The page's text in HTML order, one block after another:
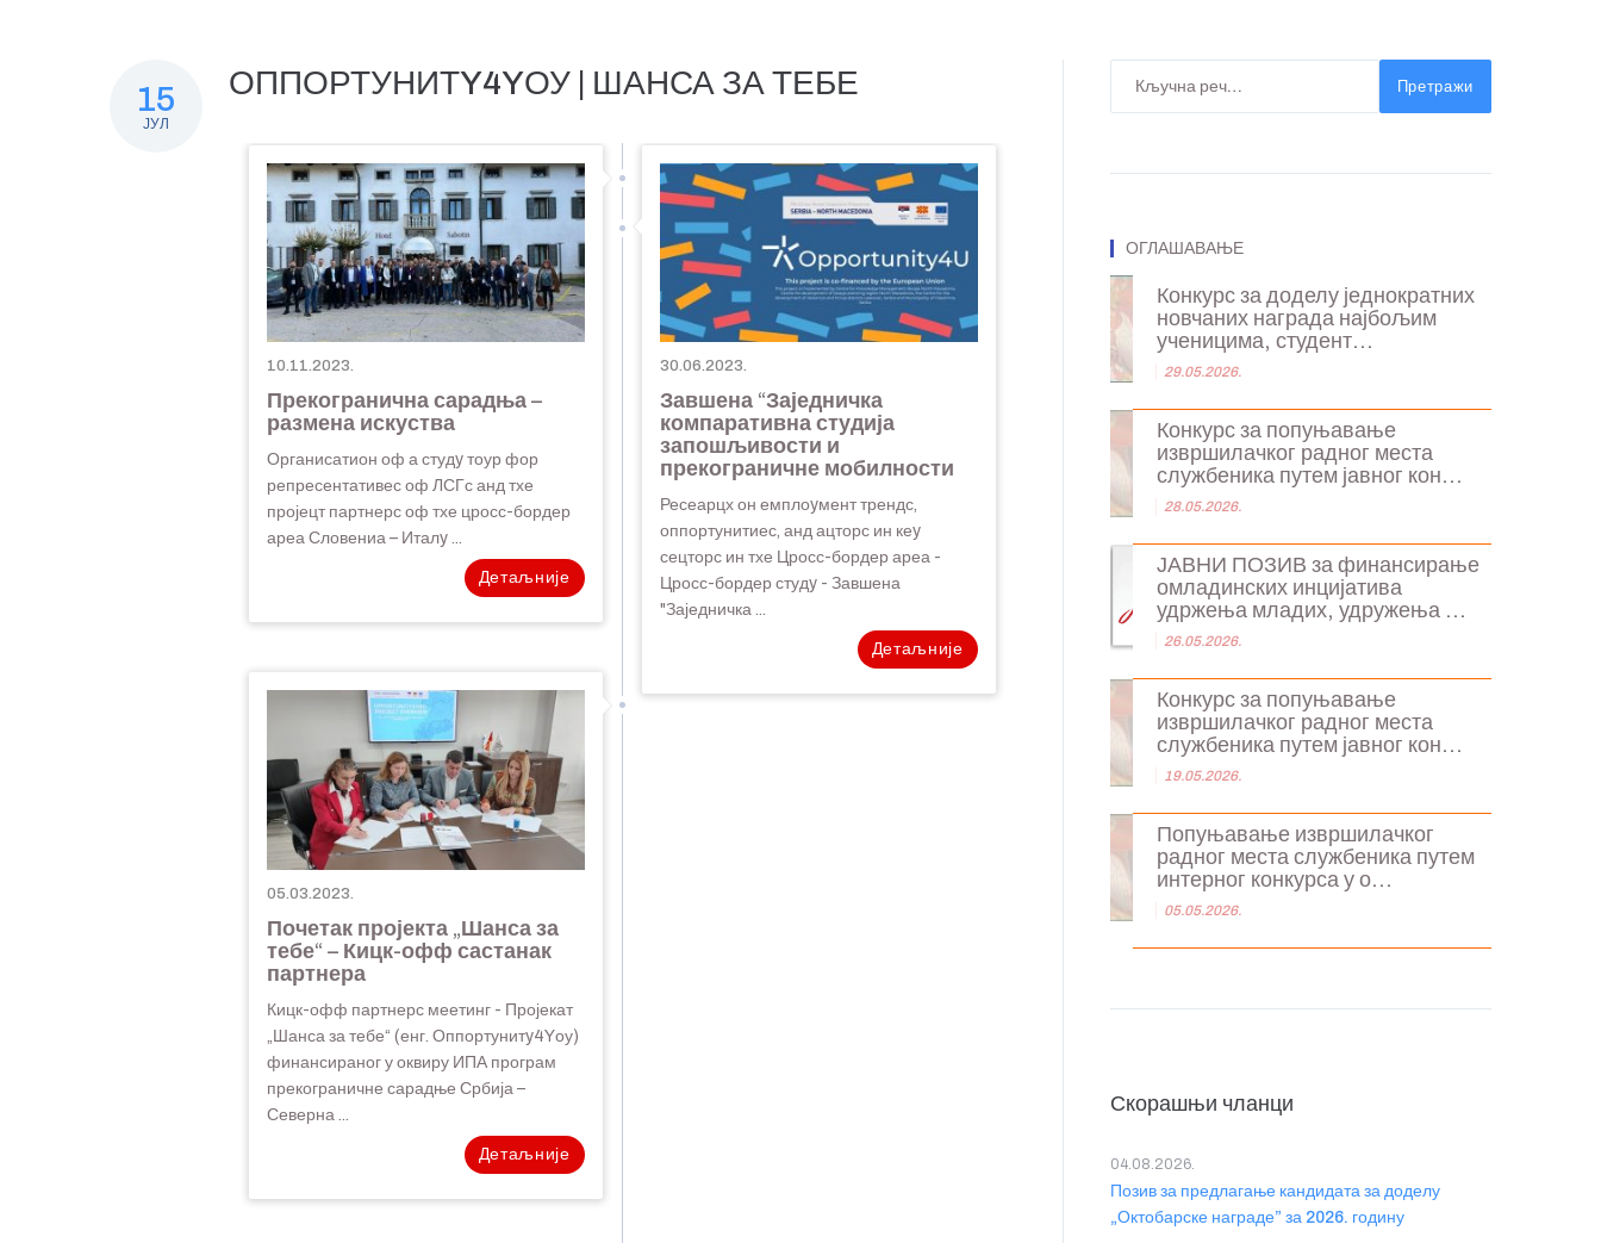
15
ЈУЛ
ОППОРТУНИТY4YОУ | ШАНСА ЗА ТЕБЕ
10.11.2023.
Прекогранична сарадња –
размена искуства
Органисатион оф а студy тоур фор
репресентативес оф ЛСГс анд тхе
пројецт партнерс оф тхе цросс-бордер
ареа Словениа – Италy ...
Детаљније
30.06.2023.
Завшена “Заједничка
компаративна студија
запошљивости и
прекограничне мобилности
Ресеарцх он емплоyмент трендс,
оппортунитиес, анд ацторс ин кеy
сецторс ин тхе Цросс-бордер ареа -
Цросс-бордер студy - Завшена
"Заједничка ...
Детаљније
05.03.2023.
Почетак пројекта „Шанса за
тебе“ – Кицк-офф састанак
партнера
Кицк-офф партнерс меетинг - Пројекат
„Шанса за тебе“ (енг. Оппортунитy4Yоу)
финансираног у оквиру ИПА програм
прекограничне сарадње Србија –
Северна ...
Детаљније
Претражи
ОГЛАШАВАЊЕ
Конкурс за доделу једнократних
новчаних награда најбољим
ученицима, студент...
29.05.2026.
Конкурс за попуњавање
извршилачког радног места
службеника путем јавног кон...
28.05.2026.
ЈАВНИ ПОЗИВ за финансирање
омладинских инцијатива
удржења младих, удружења ...
26.05.2026.
Конкурс за попуњавање
извршилачког радног места
службеника путем јавног кон...
19.05.2026.
Попуњавање извршилачког
радног места службеника путем
интерног конкурса у о...
05.05.2026.
Скорашњи чланци
Позив за предлагање кандидата за доделу
„Октобарске награде” за 2026. годину
04.08.2026.